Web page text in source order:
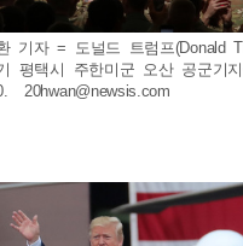
환 기자 = 도널드 트럼프(Donald
평택시 주한미군 오산 공군기
20hwan@newsis.com